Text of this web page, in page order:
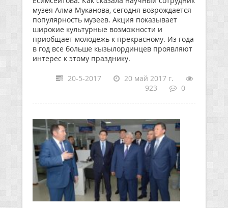
музея Алма Муканова, сегодня возрождается
популярность музеев. Акция показывает
широкие культурные возможности и
приобщает молодежь к прекрасному. Из года
в год все больше кызылординцев проявляют
интерес к этому празднику.
20-5-2017
20 май 2017 г.
923
0